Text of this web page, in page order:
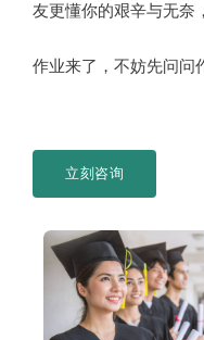
友更懂你的艰辛与无奈
作业来了，不妨先问问
立刻咨询